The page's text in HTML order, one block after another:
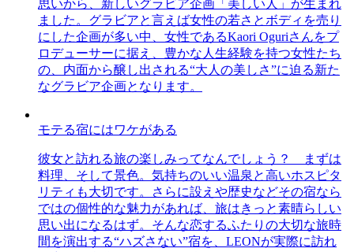
思いから、新しいグラビア企画「美しい人」が生まれ
ました。グラビアと言えば女性の若さとボディを売り
にした企画が多い中、女性であるKaori Oguriさんをプ
ロデューサーに据え、豊かな人生経験を持つ女性たち
の、内面から醸し出される“大人の美しさ”に迫る新た
なグラビア企画となります。
モテる宿にはワケがある
彼女と訪れる旅の楽しみってなんでしょう？ まずは
料理、そして景色。気持ちのいい温泉と高いホスピタ
リティも大切です。さらに設えや歴史などその宿なら
ではの個性的な魅力があれば、旅はきっと素晴らしい
思い出になるはず。そんな恋するふたりの大切な旅時
間を演出する“ハズさない”宿を、LEONが実際に訪れ